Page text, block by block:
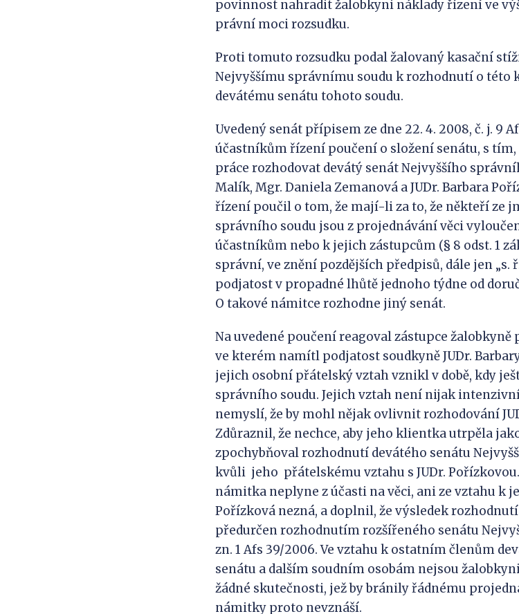
povinnost nahradit žalobkyni náklady řízení ve
právní moci rozsudku.
Proti tomuto rozsudku podal žalovaný kasační
Nejvyššímu správnímu soudu k rozhodnutí o této
devátému senátu tohoto soudu.
Uvedený senát přípisem ze dne 22. 4. 2008, č. j. 9
účastníkům řízení poučení o složení senátu, s tím,
práce rozhodovat devátý senát Nejvyššího
Malík, Mgr. Daniela Zemanová a JUDr. Barbara
řízení poučil o tom, že mají-li za to, že někteří ze
správního soudu jsou z projednávání věci
účastníkům nebo k jejich zástupcům (§ 8 odst. 1
správní, ve znění pozdějších předpisů, dále jen
podjatost v propadné lhůtě jednoho týdne od
O takové námitce rozhodne jiný senát.
Na uvedené poučení reagoval zástupce žalobkyně
ve kterém namítl podjatost soudkyně JUDr.
jejich osobní přátelský vztah vznikl v době, kdy
správního soudu. Jejich vztah není nijak
nemyslí, že by mohl nějak ovlivnit rozhodování
Zdůraznil, že nechce, aby jeho klientka utrpěla
zpochybňoval rozhodnutí devátého senátu
kvůli jeho přátelskému vztahu s JUDr.
námitka neplyne z účasti na věci, ani ze vztahu k
Pořízková nezná, a doplnil, že výsledek
předurčen rozhodnutím rozšířeného senátu
zn. 1 Afs 39/2006. Ve vztahu k ostatním členům
senátu a dalším soudním osobám nejsou
žádné skutečnosti, jež by bránily řádnému
námitky proto nevznáší.